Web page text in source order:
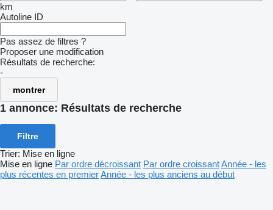
km
Autoline ID
Pas assez de filtres ?
Proposer une modification
Résultats de recherche:
-
montrer
1 annonce: Résultats de recherche
Filtre
Trier: Mise en ligne
Mise en ligne Par ordre décroissant Par ordre croissantAnnée - les
plus récentes en premierAnnée - les plus anciens au début